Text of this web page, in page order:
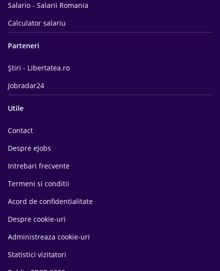
Salario - Salarii Romania
Calculator salariu
Parteneri
Știri - Libertatea.ro
Jobradar24
Utile
Contact
Despre eJobs
Intrebari frecvente
Termeni si conditii
Acord de confidentialitate
Despre cookie-uri
Administreaza cookie-uri
Statistici vizitatori